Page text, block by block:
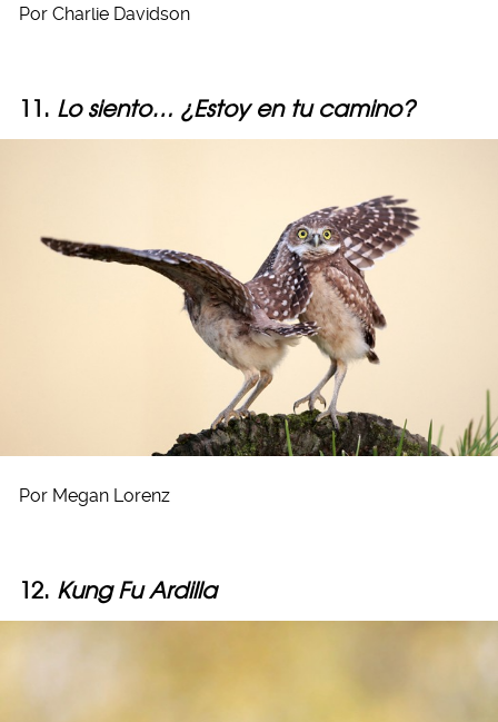
Por Charlie Davidson
11. Lo siento… ¿Estoy en tu camino?
Por Megan Lorenz
12. Kung Fu Ardilla